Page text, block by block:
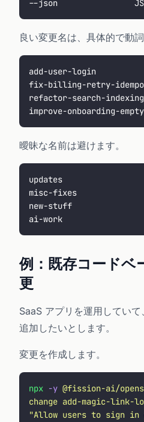
--json                JSON
良い変更名は、具体的で動
add-user-login
fix-billing-retry-
refactor-search-indexing
improve-onboarding-
曖昧な名前は避けます。
updates
misc-fixes
new-stuff
ai-work
例：既存コードベ
更
SaaS アプリを運用してい
追加したいとします。
変更を作成します。
npx -y @fission-ai/
change add-magic-link-
"Allow users to sign in